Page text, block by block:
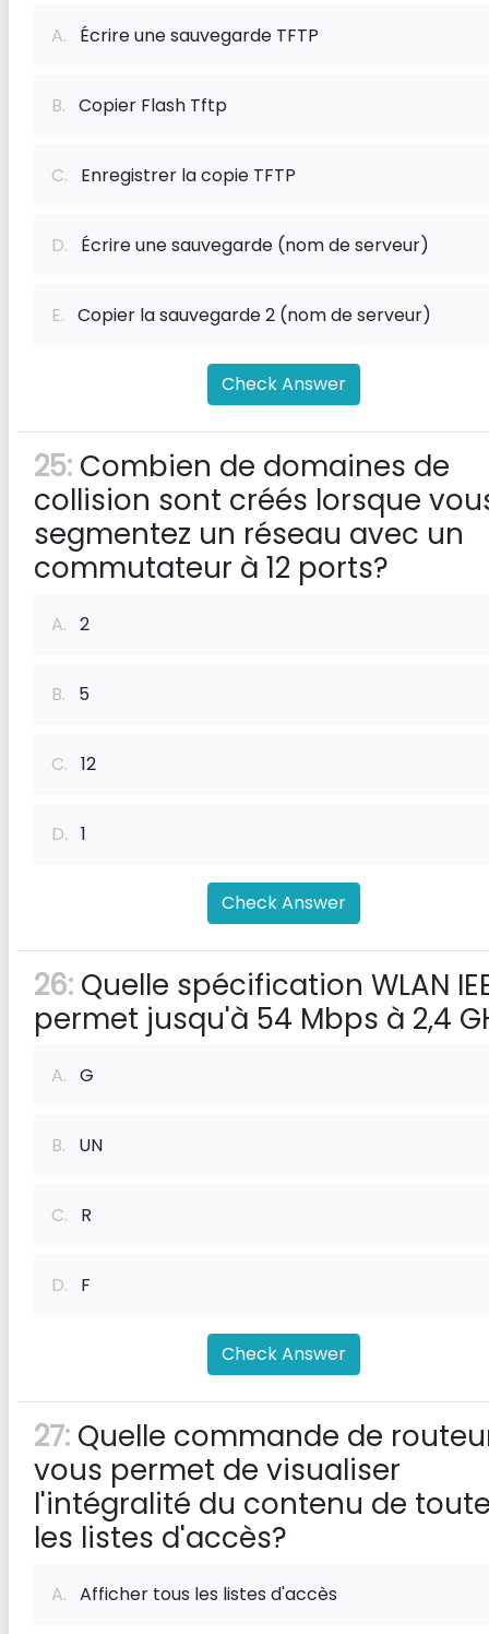
A. Écrire une sauvegarde TFTP
B. Copier Flash Tftp
C. Enregistrer la copie TFTP
D. Écrire une sauvegarde (nom de serveur)
E. Copier la sauvegarde 2 (nom de serveur)
Check Answer
25: Combien de domaines de
collision sont créés lorsque
segmentez un réseau avec un
commutateur à 12 ports?
A. 2
B. 5
C. 12
D. 1
Check Answer
26: Quelle spécification WLAN
permet jusqu'à 54 Mbps à 2,4
A. G
B. UN
C. R
D. F
Check Answer
27: Quelle commande de
vous permet de visualiser
l'intégralité du contenu de
les listes d'accès?
A. Afficher tous les listes d'accès